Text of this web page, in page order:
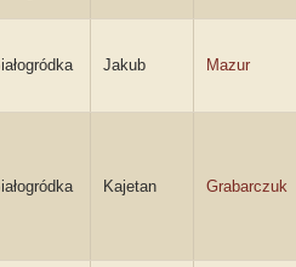
Jakub Mazur
Kajetan Grabarczuk